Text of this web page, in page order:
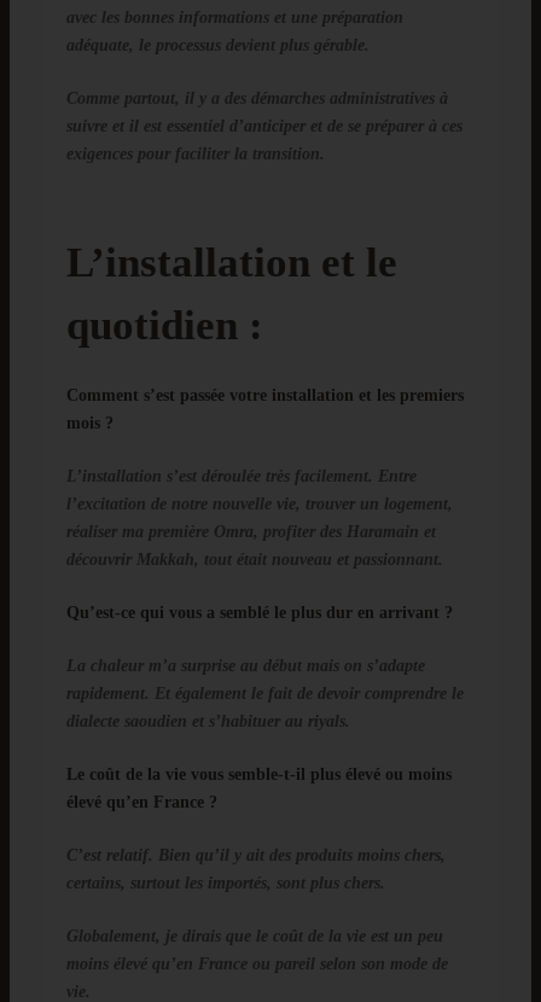
avec les bonnes informations et une préparation
adéquate, le processus devient plus gérable.
Comme partout, il y a des démarches administratives à
suivre et il est essentiel d’anticiper et de se préparer à ces
exigences pour faciliter la transition.
L’installation et le
quotidien :
Comment s’est passée votre installation et les premiers
mois ?
L’installation s’est déroulée très facilement. Entre
l’excitation de notre nouvelle vie, trouver un logement,
réaliser ma première Omra, profiter des Haramain et
découvrir Makkah, tout était nouveau et passionnant.
Qu’est-ce qui vous a semblé le plus dur en arrivant ?
La chaleur m’a surprise au début mais on s’adapte
rapidement. Et également le fait de devoir comprendre le
dialecte saoudien et s’habituer au riyals.
Le coût de la vie vous semble-t-il plus élevé ou moins
élevé qu’en France ?
C’est relatif. Bien qu’il y ait des produits moins chers,
certains, surtout les importés, sont plus chers.
Globalement, je dirais que le coût de la vie est un peu
moins élevé qu’en France ou pareil selon son mode de
vie.